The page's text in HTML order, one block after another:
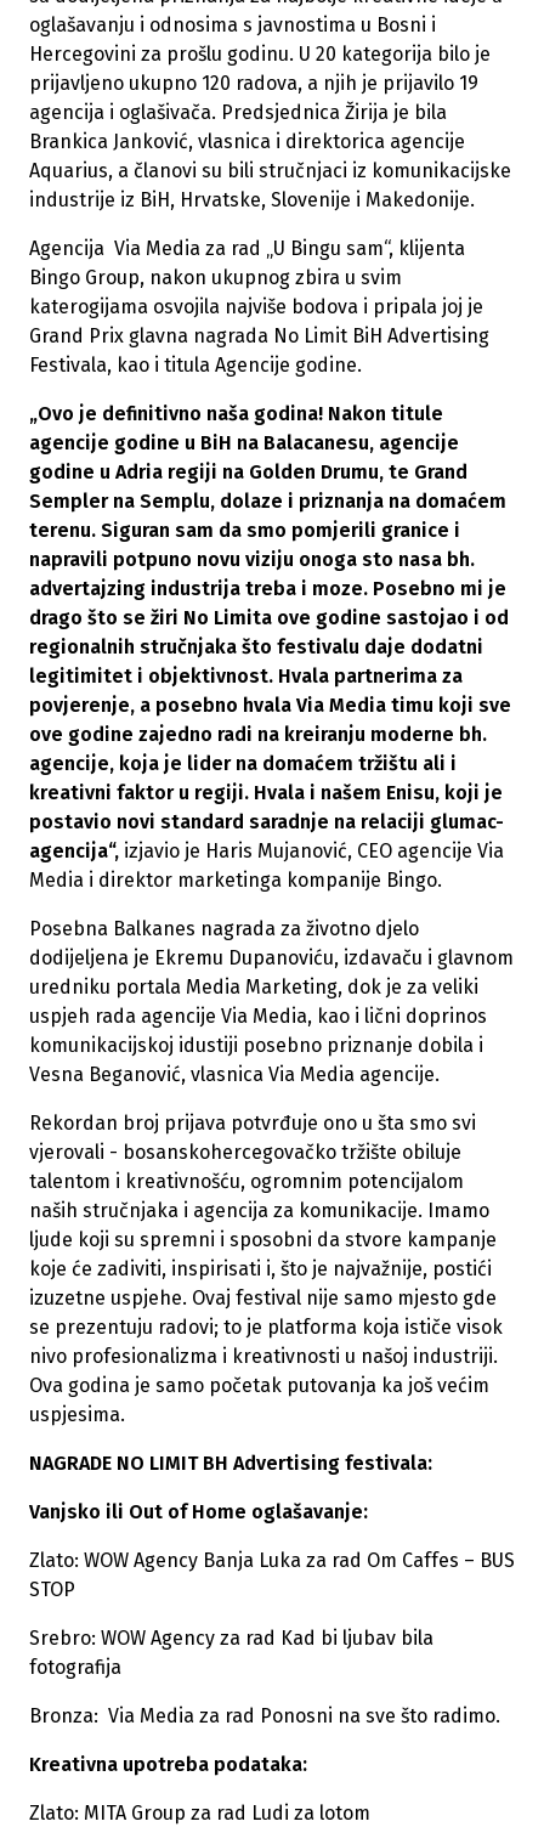
oglašavanju i odnosima s javnostima u Bosni i
Hercegovini za prošlu godinu. U 20 kategorija bilo je
prijavljeno ukupno 120 radova, a njih je prijavilo 19
agencija i oglašivača. Predsjednica Žirija je bila
Brankica Janković, vlasnica i direktorica agencije
Aquarius, a članovi su bili stručnjaci iz komunikacijske
industrije iz BiH, Hrvatske, Slovenije i Makedonije.
Agencija Via Media za rad „U Bingu sam“, klijenta
Bingo Group, nakon ukupnog zbira u svim
katerogijama osvojila najviše bodova i pripala joj je
Grand Prix glavna nagrada No Limit BiH Advertising
Festivala, kao i titula Agencije godine.
„Ovo je definitivno naša godina! Nakon titule
agencije godine u BiH na Balacanesu, agencije
godine u Adria regiji na Golden Drumu, te Grand
Sempler na Semplu, dolaze i priznanja na domaćem
terenu. Siguran sam da smo pomjerili granice i
napravili potpuno novu viziju onoga sto nasa bh.
advertajzing industrija treba i moze. Posebno mi je
drago što se žiri No Limita ove godine sastojao i od
regionalnih stručnjaka što festivalu daje dodatni
legitimitet i objektivnost. Hvala partnerima za
povjerenje, a posebno hvala Via Media timu koji sve
ove godine zajedno radi na kreiranju moderne bh.
agencije, koja je lider na domaćem tržištu ali i
kreativni faktor u regiji. Hvala i našem Enisu, koji je
postavio novi standard saradnje na relaciji glumac-
agencija“, izjavio je Haris Mujanović, CEO agencije Via
Media i direktor marketinga kompanije Bingo.
Posebna Balkanes nagrada za životno djelo
dodijeljena je Ekremu Dupanoviću, izdavaču i glavnom
uredniku portala Media Marketing, dok je za veliki
uspjeh rada agencije Via Media, kao i lični doprinos
komunikacijskoj idustiji posebno priznanje dobila i
Vesna Beganović, vlasnica Via Media agencije.
Rekordan broj prijava potvrđuje ono u šta smo svi
vjerovali - bosanskohercegovačko tržište obiluje
talentom i kreativnošću, ogromnim potencijalom
naših stručnjaka i agencija za komunikacije. Imamo
ljude koji su spremni i sposobni da stvore kampanje
koje će zadiviti, inspirisati i, što je najvažnije, postići
izuzetne uspjehe. Ovaj festival nije samo mjesto gde
se prezentuju radovi; to je platforma koja ističe visok
nivo profesionalizma i kreativnosti u našoj industriji.
Ova godina je samo početak putovanja ka još većim
uspjesima.
NAGRADE NO LIMIT BH Advertising festivala:
Vanjsko ili Out of Home oglašavanje:
Zlato: WOW Agency Banja Luka za rad Om Caffes – BUS
STOP
Srebro: WOW Agency za rad Kad bi ljubav bila
fotografija
Bronza: Via Media za rad Ponosni na sve što radimo.
Kreativna upotreba podataka:
Zlato: MITA Group za rad Ludi za lotom